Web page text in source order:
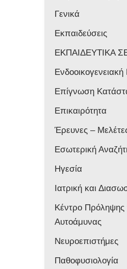
Γενικά
Εκπαιδεύσεις
ΕΚΠΑΙΔΕΥΤΙΚΑ
Ενδοοικογενειακή
Επίγνωση
Επικαιρότητα
Έρευνες –
Εσωτερική
Ηγεσία
Ιατρική και
Κέντρο Πρόληψης
Αυτοάμυνας
Νευροεπιστήμες
Παθοφυσιολογία